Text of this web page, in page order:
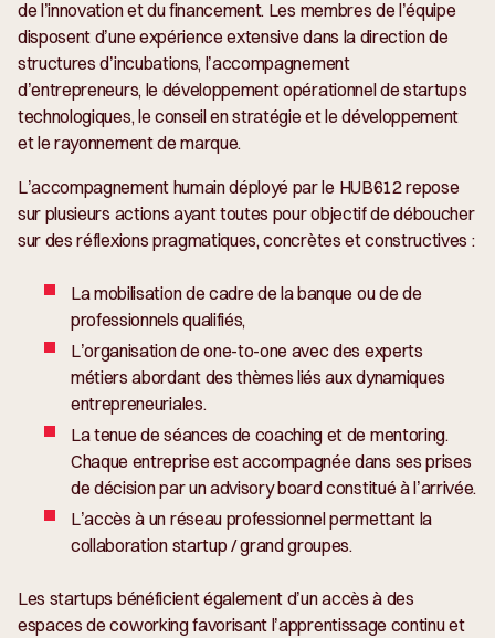
de l’innovation et du financement. Les membres de l’équipe
disposent d’une expérience extensive dans la direction de
structures d’incubations, l’accompagnement
d’entrepreneurs, le développement opérationnel de startups
technologiques, le conseil en stratégie et le développement
et le rayonnement de marque.
L’accompagnement humain déployé par le HUB612 repose
sur plusieurs actions ayant toutes pour objectif de déboucher
sur des réflexions pragmatiques, concrètes et constructives :
La mobilisation de cadre de la banque ou de de
professionnels qualifiés,
L’organisation de one-to-one avec des experts
métiers abordant des thèmes liés aux dynamiques
entrepreneuriales.
La tenue de séances de coaching et de mentoring.
Chaque entreprise est accompagnée dans ses prises
de décision par unadvisory boardconstitué à l’arrivée.
L’accès à un réseau professionnel permettant la
collaboration startup / grand groupes.
Les startups bénéficient également d’un accès à des
espaces de coworking favorisant l’apprentissage continu et